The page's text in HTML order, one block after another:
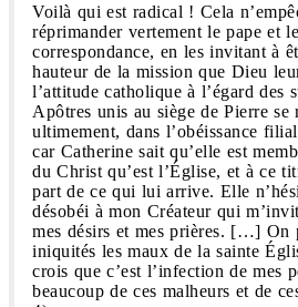
Voilà qui est radical ! Cela
réprimander vertement le pape et
correspondance, en les invitant à
hauteur de la mission que Dieu
l’attitude catholique à l’égard des
Apôtres unis au siège de Pierre se
ultimement, dans l’obéissance
car Catherine sait qu’elle est
du Christ qu’est l’Église, et à ce
part de ce qui lui arrive. Elle
désobéi à mon Créateur qui
mes désirs et mes prières. […] On
iniquités les maux de la sainte
crois que c’est l’infection de mes
beaucoup de ces malheurs et de